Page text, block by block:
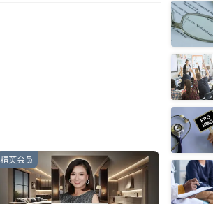
精英会员